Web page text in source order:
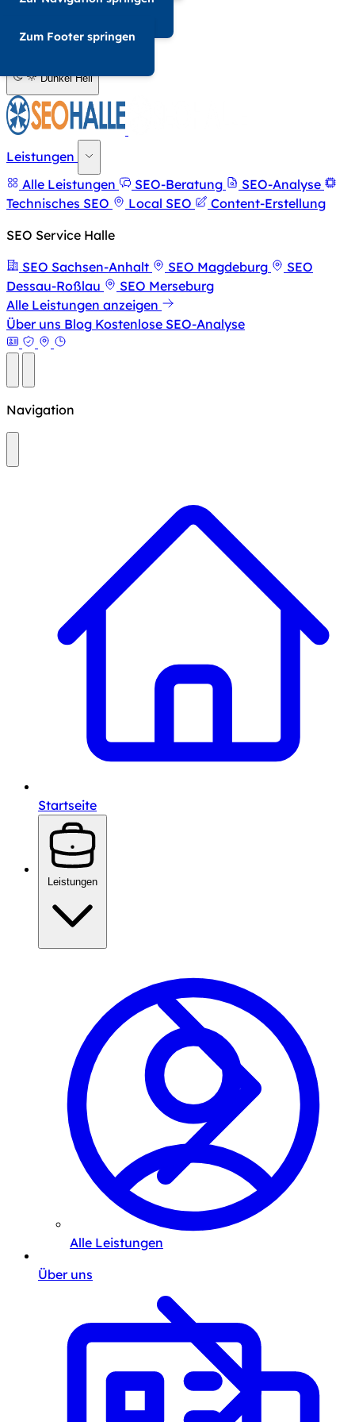
Zum Footer springen
A- A+
Dunkel Hell
Leistungen
Alle Leistungen
SEO-Beratung
SEO-Analyse
Technisches SEO
Local SEO
Content-Erstellung
SEO Service Halle
SEO Sachsen-Anhalt
SEO Magdeburg
SEO
Dessau-Roßlau
SEO Merseburg
Alle Leistungen anzeigen
Über uns Blog Kostenlose SEO-Analyse
Navigation
Startseite
Leistungen
Alle Leistungen
Über uns